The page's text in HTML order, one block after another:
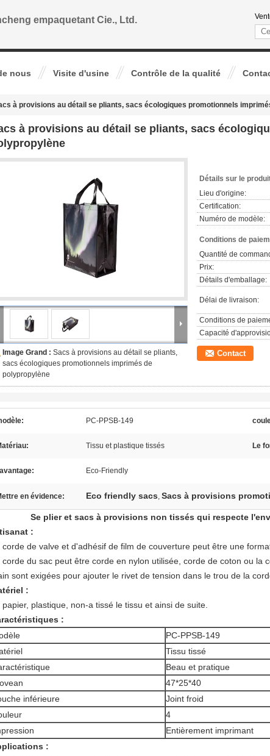
empaquetant Cie., Ltd.
nous Visite d'usine Contrôle de la qualité
à provisions au détail se pliants, sacs écologiques promotionnels
à provisions au détail se pliants, sacs
Image Grand : Sacs à provisions au détail se pliants,
sacs écologiques promotionnels imprimés de
polypropylène
Détails sur le
Lieu d'origine:
Certification:
Numéro de modèle:
Conditions de
Quantité de
Prix:
Détails d'emballage:
Délai de livraison:
Conditions de
Capacité
Contact
PC-PPSB-149
Tissu et plastique tissés Le
Eco-Friendly
en évidence: Eco friendly sacs, Sacs à provisions
Se plier et sacs à provisions non tissés qui respecte
:
corde de valve et d'adhésif de film de couverture peut être une
corde du sac peut être corde en nylon utilisée, corde de coton ou la
sont exigées pour ajouter le rivet de tension dans le trou de la
:
papier, plastique, non-a tissé le tissu et ainsi de suite.
:
PC-PPSB-149
Tissu tissé
Beau et pratique
47*25*40
inférieure
Joint froid
4
Entièrement imprimant
: